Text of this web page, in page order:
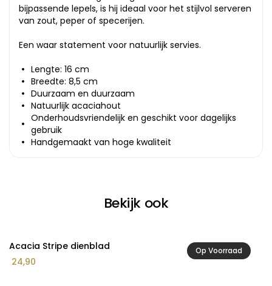
bijpassende lepels, is hij ideaal voor het stijlvol serveren
van zout, peper of specerijen.
Een waar statement voor natuurlijk servies.
Lengte: 16 cm
Breedte: 8,5 cm
Duurzaam en duurzaam
Natuurlijk acaciahout
Onderhoudsvriendelijk en geschikt voor dagelijks
gebruik
Handgemaakt van hoge kwaliteit
Bekijk ook
Op Voorraad
Acacia Stripe dienblad
24,90